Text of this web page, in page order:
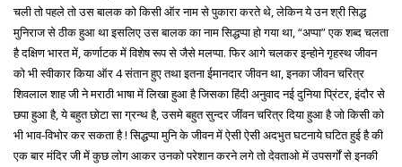
चली तो पहले तो उस बालक को किसी ऑर नाम से पुकारा करते थे, लेकिन ये उन श्री सिद्ध
मुनिराज से ठीक हुआ था इसलिए उस बालक का नाम सिद्धप्पा हो गया था, “अप्पा” एक शब्द चलता
है दक्षिण भारत में, कर्णाटक में विशेष रूप से जैसे मलप्पा. फिर आगे चलकर इन्होने गृहस्थ जीवन
को भी स्वीकार किया ऑर 4 संतान हुए तथा इतना ईमानदार जीवन था, इनका जीवन चरित्र
शिवलाल शाह जी ने मराठी भाषा में लिखा हुआ है जिसका हिंदी अनुवाद नई दुनिया प्रिंटर, इंदौर से
छपा हुआ है, ये बहुत छोटा सा ग्रन्थ है, उसमे बहुत सुन्दर जींवन चरित्र दिया हुआ है जो किसी को
भी भाव-विभोर कर सकता है ! सिद्धप्पा मुनि के जीवन में ऐसी ऐसी अदभुत घटनाये घटित हुई है की
एक बार मंदिर जी में कुछ लोग आकर उनको परेशान करने लगे तो देवताओ में उपसर्गों से इनकी